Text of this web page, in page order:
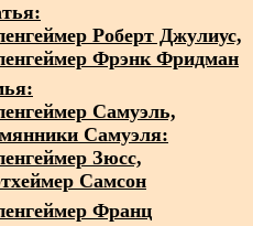
Роберт Джулиус,
Фрэнк Фридман
Самуэль,
Самуэля:
Зюсс,
Самсон
Франц